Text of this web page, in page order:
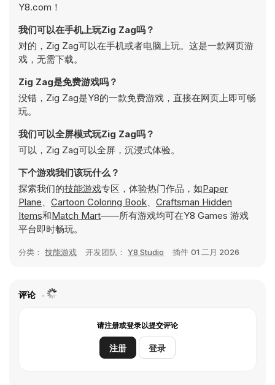
Y8.com！
我们可以在手机上玩Zig Zag吗？
对的，Zig Zag可以在手机或者电脑上玩。这是一款网页游
戏，无需下载。
Zig Zag是免费游戏吗？
没错，Zig Zag是Y8的一款免费游戏，直接在网页上即可畅
玩。
我们可以全屏模式玩Zig Zag吗？
可以，Zig Zag可以全屏，沉浸式体验。
下个游戏我们该玩什么？
探索我们的技能游戏专区，体验热门作品，如Paper
Plane、 Cartoon Coloring Book、 Craftsman Hidden
Items和Match Mart——所有游戏均可在Y8 Games 游戏
平台即时畅玩。
分类： 技能游戏 开发团队： Y8 Studio 插件 01 二月 2026
评论
请注册或登录以提交评论
注册 登录